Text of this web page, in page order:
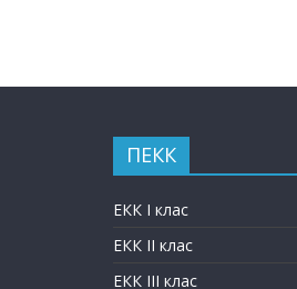
ПЕКК
ЕКК I клас
ЕКК II клас
ЕКК III клас